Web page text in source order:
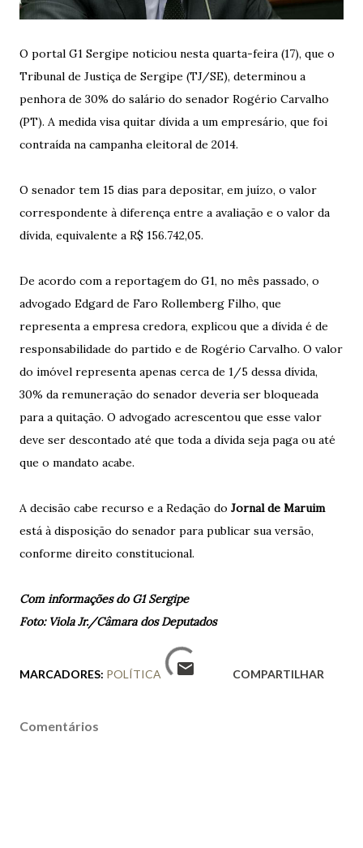
O portal G1 Sergipe noticiou nesta quarta-feira (17), que o
Tribunal de Justiça de Sergipe (TJ/SE), determinou a
penhora de 30% do salário do senador Rogério Carvalho
(PT). A medida visa quitar dívida a um empresário, que foi
contraída na campanha eleitoral de 2014.
O senador tem 15 dias para depositar, em juízo, o valor
correspondente à diferença entre a avaliação e o valor da
dívida, equivalente a R$ 156.742,05.
De acordo com a reportagem do G1, no mês passado, o
advogado Edgard de Faro Rollemberg Filho, que
representa a empresa credora, explicou que a dívida é de
responsabilidade do partido e de Rogério Carvalho. O valor
do imóvel representa apenas cerca de 1/5 dessa dívida,
30% da remuneração do senador deveria ser bloqueada
para a quitação. O advogado acrescentou que esse valor
deve ser descontado até que toda a dívida seja paga ou até
que o mandato acabe.
A decisão cabe recurso e a Redação do Jornal de Maruim
está à disposição do senador para publicar sua versão,
conforme direito constitucional.
Com informações do G1 Sergipe
Foto: Viola Jr./Câmara dos Deputados
MARCADORES: POLÍTICA COMPARTILHAR
Comentários